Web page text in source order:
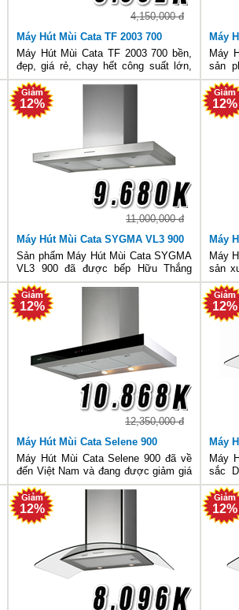
4,150,000 đ
Máy Hút Mùi Cata TF 2003 700
Máy Hút Mùi Cata TF 2003 700 bền,
đẹp, giá rẻ, chạy hết công suất lớn,
kiểu dáng thời trang, it ồn, có đèn
Halogen tiết kiệm điện nay, làm sạch
không khí trong chốc lát.
Máy
Máy
sản
cũng
mà
12%
11,000,000 đ
Máy Hút Mùi Cata SYGMA VL3 900
Sản phẩm Máy Hút Mùi Cata SYGMA
VL3 900 đã được bếp Hữu Thắng
nhập hàng và có tại tất cả các đại lý
gas của Hữu Thắng. Các bạn có thể
đến xem hàng, biết đâu nó lại phù hợp
với gian bếp nhà bạn.
12%
Máy
Máy
sản
tiên
đánh
sản
đặc
12%
12,350,000 đ
Máy Hút Mùi Cata Selene 900
Máy Hút Mùi Cata Selene 900 đã về
đến Việt Nam và đang được giảm giá
cực sốc tại các đại lý của Bếp Gas
Hữu Thắng.Hãy nhanh tay rinh cho
mình sản phẩm cao cấp này
12%
Máy
Máy
sắc
công
kiệm
điều
12% 12%